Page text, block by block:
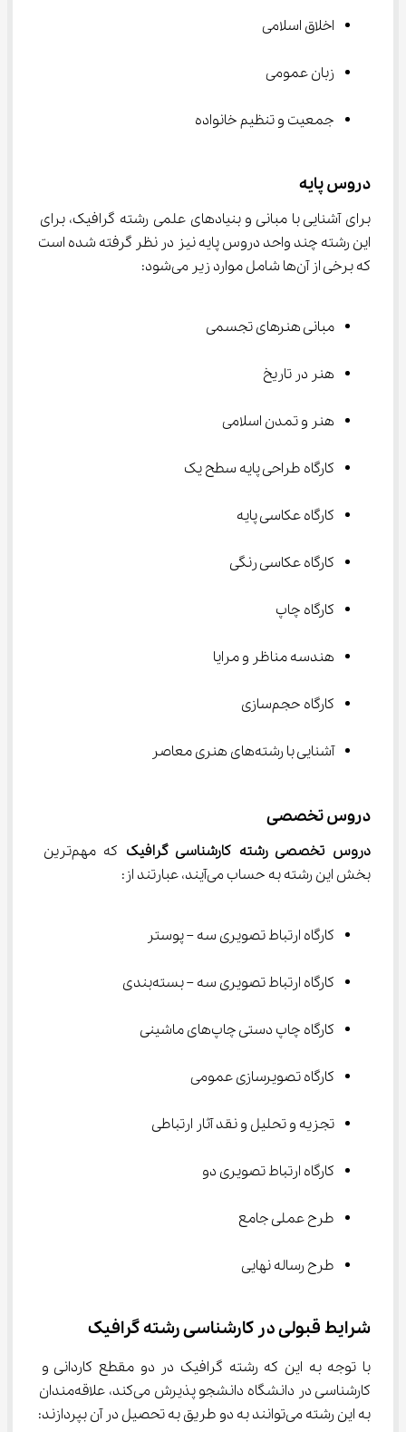
اخلاق اسلامی
زبان عمومی
جمعیت و تنظیم خانواده
دروس پایه
برای آشنایی با مبانی و بنیادهای علمی رشته گرافیک، برای
این رشته چند واحد دروس پایه نیز در نظر گرفته شده است
که برخی از آن‌ها شامل موارد زیر می‌شود:
مبانی هنرهای تجسمی
هنر در تاریخ
هنر و تمدن اسلامی
کارگاه طراحی پایه سطح یک
کارگاه عکاسی پایه
کارگاه عکاسی رنگی
کارگاه چاپ
هندسه مناظر و مرایا
کارگاه حجم‌سازی
آشنایی با رشته‌های هنری معاصر
دروس تخصصی
دروس تخصصی رشته کارشناسی گرافیک
که مهم‌ترین
بخش این رشته به حساب می‌آیند، عبارتند از:
کارگاه ارتباط تصویری سه – پوستر
کارگاه ارتباط تصویری سه – بسته‌بندی
کارگاه چاپ دستی چاپ‌های ماشینی
کارگاه تصویرسازی عمومی
تجزیه و تحلیل و نقد آثار ارتباطی
کارگاه ارتباط تصویری دو
طرح عملی جامع
طرح رساله نهایی
شرایط قبولی در کارشناسی رشته گرافیک
با توجه به این که رشته گرافیک در دو مقطع کاردانی و
کارشناسی در دانشگاه دانشجو پذیرش می‌کند، علاقه‌مندان
به این رشته می‌توانند به دو طریق به تحصیل در آن بپردازند: